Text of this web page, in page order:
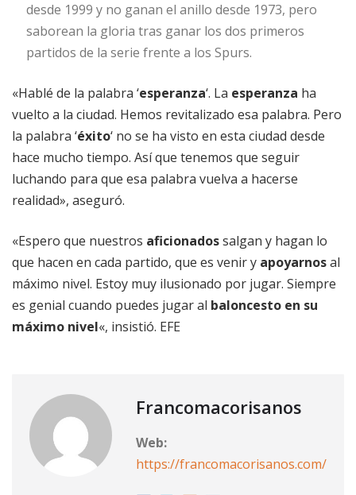
desde 1999 y no ganan el anillo desde 1973, pero
saborean la gloria tras ganar los dos primeros
partidos de la serie frente a los Spurs.
«Hablé de la palabra ‘esperanza‘. La esperanza ha
vuelto a la ciudad. Hemos revitalizado esa palabra. Pero
la palabra ‘éxito‘ no se ha visto en esta ciudad desde
hace mucho tiempo. Así que tenemos que seguir
luchando para que esa palabra vuelva a hacerse
realidad», aseguró.
«Espero que nuestros aficionadossalgan y hagan lo
que hacen en cada partido, que es venir y apoyarnosal
máximo nivel. Estoy muy ilusionado por jugar. Siempre
es genial cuando puedes jugar al baloncesto en su
máximo nivel«, insistió. EFE
Francomacorisanos
Web:
https://francomacorisanos.com/